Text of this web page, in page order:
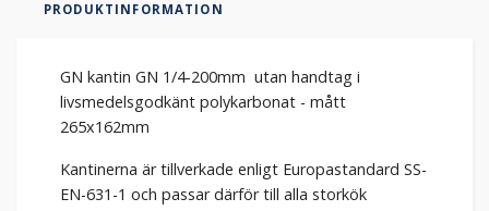
PRODUKTINFORMATION
GN kantin GN 1/4-200mm utan handtag i
livsmedelsgodkänt polykarbonat - mått
265x162mm
Kantinerna är tillverkade enligt Europastandard SS-
EN-631-1 och passar därför till alla storkök